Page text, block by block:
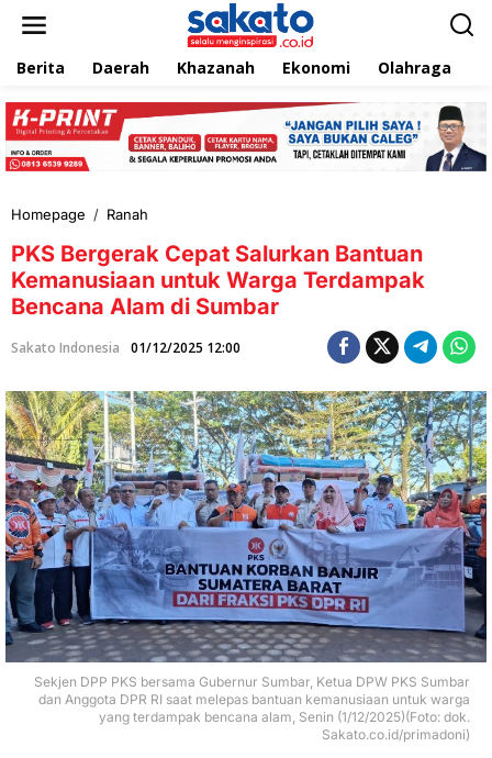
e
k
Berita Daerah Khazanah Ekonomi Olahraga
Homepage / Ranah
S
B
e
r
e
a
k
C
e
p
a
t
S
a
l
u
r
k
a
B
a
PKS Bergerak Cepat Salurkan Bantuan
Kemanusiaan untuk Warga Terdampak
Bencana Alam di Sumbar
Sakato Indonesia 01/12/2025 12:00
Sekjen DPP PKS bersama Gubernur Sumbar, Ketua DPW PKS Sumbar
dan Anggota DPR RI saat melepas bantuan kemanusiaan untuk warga
yang terdampak bencana alam, Senin (1/12/2025)(Foto: dok.
Sakato.co.id/primadoni)